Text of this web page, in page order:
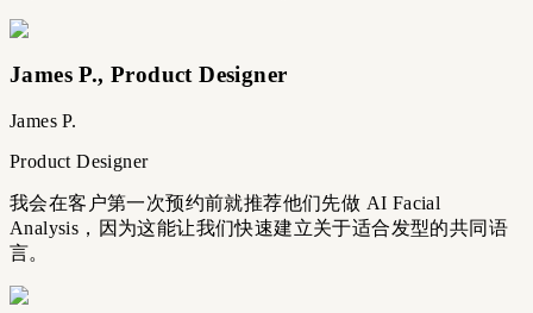
James P.,Product Designer
James P.
Product Designer
我会在客户第一次预约前就推荐他们先做 AI Facial
Analysis，因为这能让我们快速建立关于适合发型的共同语
言。